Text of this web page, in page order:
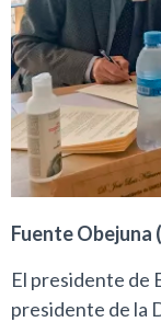
Fuente Obejuna
El presidente de
presidente de la